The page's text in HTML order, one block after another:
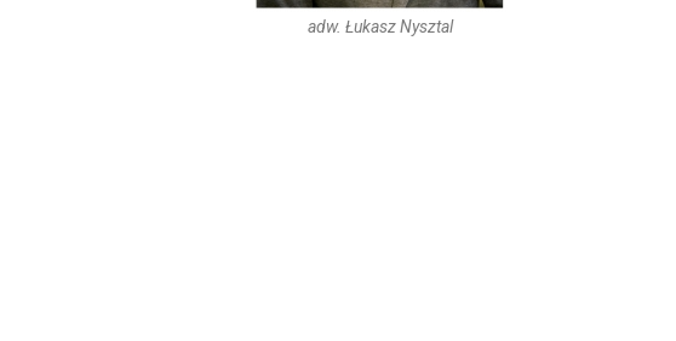
adw. Łukasz Nysztal